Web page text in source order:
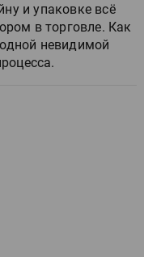
и упаковке всё
в торговле. Как
невидимой